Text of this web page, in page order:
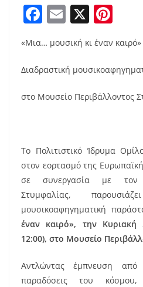
F
c
e
b
o
k
E
m
ai
l
X
er
e
st
«Mια… μουσική κι έναν καιρό»
Διαδραστική
στο Μουσείο Περιβάλλοντος
Το Πολιτιστικό Ίδρυμα
στον εορτασμό της
σε συνεργασία με τον
Στυμφαλίας,
μουσικοαφηγηματική
έναν καιρό», την
12:00), στο Μουσείο
Αντλώντας έμπνευση από
παραδόσεις του